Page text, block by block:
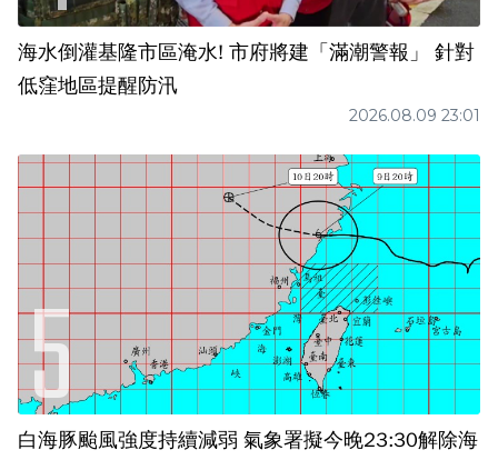
海水倒灌基隆市區淹水! 市府將建「滿潮警報」 針對
低窪地區提醒防汛
2026.08.09 23:01
白海豚颱風強度持續減弱 氣象署擬今晚23:30解除海